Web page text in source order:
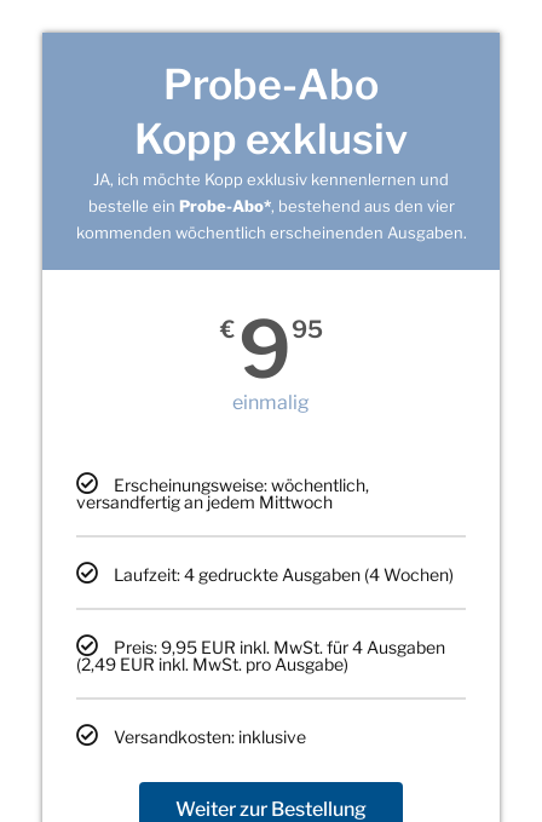
Probe-Abo
Kopp exklusiv
JA, ich möchte Kopp exklusiv kennenlernen und
bestelle ein Probe-Abo*, bestehend aus den vier
kommenden wöchentlich erscheinenden Ausgaben.
€ 995
einmalig
Erscheinungsweise: wöchentlich,
versandfertig an jedem Mittwoch
Laufzeit: 4 gedruckte Ausgaben (4 Wochen)
Preis: 9,95 EUR inkl. MwSt. für 4 Ausgaben
(2,49 EUR inkl. MwSt. pro Ausgabe)
Versandkosten: inklusive
Weiter zur Bestellung